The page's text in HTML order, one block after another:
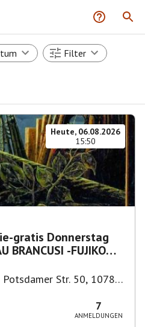
Filter
Heute, 06.08.2026
15:50
gratis Donnerstag
BRANCUSI -FUJIKO
Potsdamer Str. 50, 10785
7
ANMELDUNGEN